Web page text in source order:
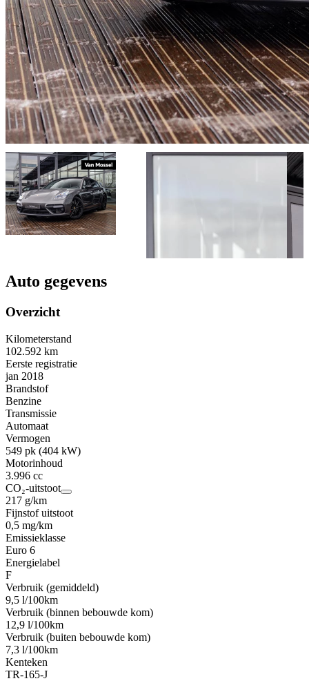
Auto gegevens
Overzicht
Kilometerstand
102.592 km
Eerste registratie
jan 2018
Brandstof
Benzine
Transmissie
Automaat
Vermogen
549 pk (404 kW)
Motorinhoud
3.996 cc
CO₂-uitstoot
217 g/km
Fijnstof uitstoot
0,5 mg/km
Emissieklasse
Euro 6
Energielabel
F
Verbruik (gemiddeld)
9,5 l/100km
Verbruik (binnen bebouwde kom)
12,9 l/100km
Verbruik (buiten bebouwde kom)
7,3 l/100km
Kenteken
TR-165-J